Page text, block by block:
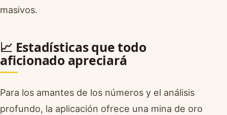
masivos.
📈 Estadísticas que todo
aficionado apreciará
Para los amantes de los números y el análisis
profundo, la aplicación ofrece una mina de oro